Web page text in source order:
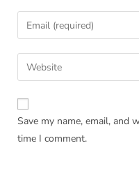
Save my name, email, and
time I comment.